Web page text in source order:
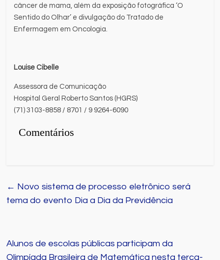
câncer de mama, além da exposição fotográfica ‘O
Sentido do Olhar’ e divulgação do Tratado de
Enfermagem em Oncologia.
Louise Cibelle
Assessora de Comunicação
Hospital Geral Roberto Santos (HGRS)
(71) 3103-8858 / 8701 / 9 9264-6090
Comentários
← Novo sistema de processo eletrônico será
tema do evento Dia a Dia da Previdência
Alunos de escolas públicas participam da
Olimpíada Brasileira de Matemática nesta terça-